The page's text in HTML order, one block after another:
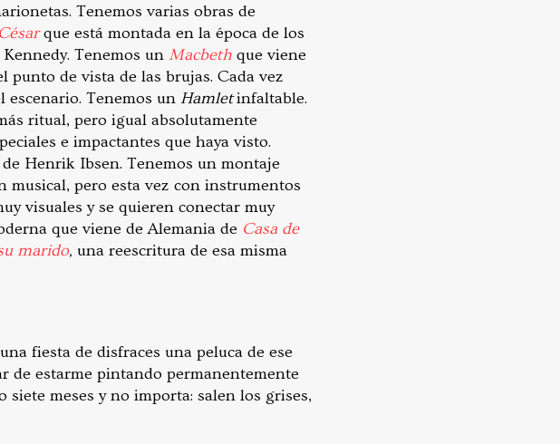
Tenemos varias obras de
que está montada en la época de los
Tenemos un Macbeth que viene
punto de vista de las brujas. Cada vez
escenario. Tenemos un Hamletinfaltable.
ritual, pero igual absolutamente
e impactantes que haya visto.
Henrik Ibsen. Tenemos un montaje
musical, pero esta vez con instrumentos
visuales y se quieren conectar muy
que viene de Alemania de Casa de
marido, una reescritura de esa misma
fiesta de disfraces una peluca de ese
de estarme pintando permanentemente
meses y no importa: salen los grises,